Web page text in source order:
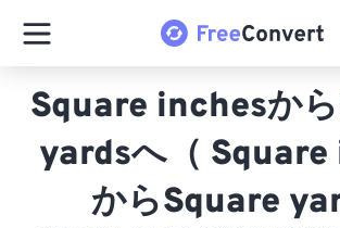
Square inchesか
yardsへ（
からSquare